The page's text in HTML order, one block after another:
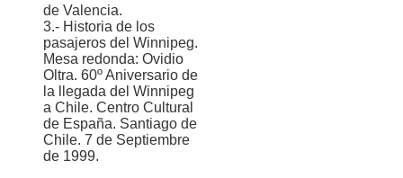
de Valencia.
3.- Historia de los
pasajeros del Winnipeg.
Mesa redonda: Ovidio
Oltra. 60º Aniversario de
la llegada del Winnipeg
a Chile. Centro Cultural
de España. Santiago de
Chile. 7 de Septiembre
de 1999.